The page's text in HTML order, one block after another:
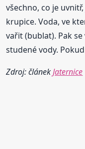
všechno, co je
krupice. Voda, ve
vařit (bublat). Pak
studené vody.
Zdroj: článekJaternice